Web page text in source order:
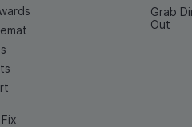
Grab
Out